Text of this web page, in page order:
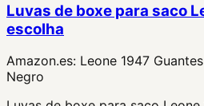
Luvas de boxe para saco
escolha
Amazon.es: Leone 1947
Negro